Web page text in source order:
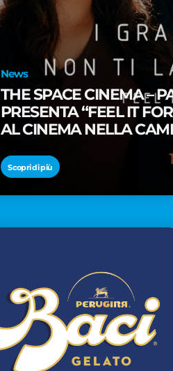
News
THE SPACE CINEMA –
PRESENTA “FEEL IT
AL CINEMA NELLA
PREMIO OSCAR®
Scopri di più